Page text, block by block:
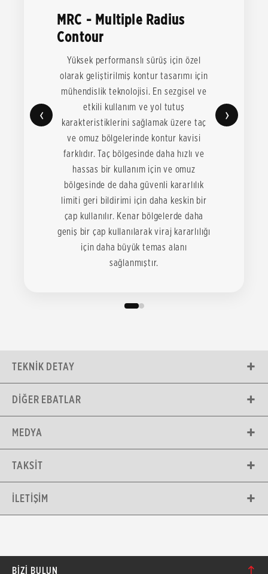
‹
MRC - Multiple Radius
Contour
Yüksek performanslı sürüş için özel
olarak geliştirilmiş kontur tasarımı için
mühendislik teknolojisi. En sezgisel ve
etkili kullanım ve yol tutuş
karakteristiklerini sağlamak üzere taç
ve omuz bölgelerinde kontur kavisi
farklıdır. Taç bölgesinde daha hızlı ve
hassas bir kullanım için ve omuz
bölgesinde de daha güvenli kararlılık
limiti geri bildirimi için daha keskin bir
çap kullanılır. Kenar bölgelerde daha
geniş bir çap kullanılarak viraj kararlılığı
için daha büyük temas alanı
sağlanmıştır.
›
TEKNIK DETAY
DIĞER EBATLAR
MEDYA
TAKSIT
İLETIŞIM
BIZI BULUN